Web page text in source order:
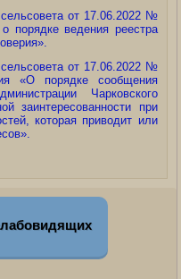
от 17.06.2022 №
порядке ведения реестра
от 17.06.2022 №
«О порядке сообщения
Чарковского
заинтересованности при
которая приводит или